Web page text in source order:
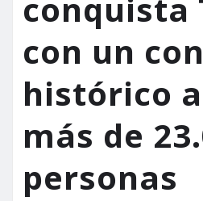
conquista
con un
histórico
más de
personas